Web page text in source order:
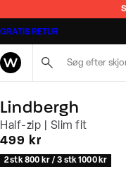
GRATIS RETUR
Lindbergh
Half-zip | Slim fit
I alt (inkl. rabat)
499 kr
2 stk 800 kr / 3 stk 1000 kr